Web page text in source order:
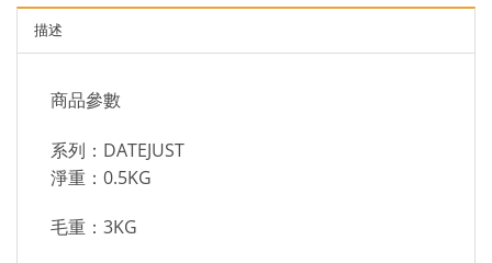
描述
商品參數
系列：DATEJUST
淨重：0.5KG
毛重：3KG